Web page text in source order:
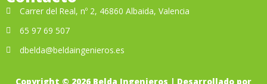
Carrer del Real, nº 2, 46860 Albaida, Valencia
65 97 69 507
dbelda@beldaingenieros.es
Copyright © 2026 Belda Ingenieros | Desarrollado por